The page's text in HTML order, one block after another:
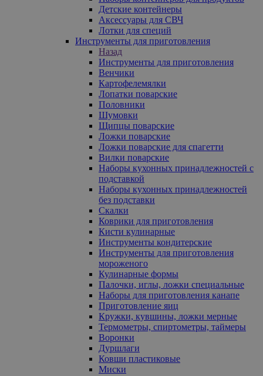
Детские контейнеры
Аксессуары для СВЧ
Лотки для специй
Инструменты для приготовления
Назад
Инструменты для приготовления
Венчики
Картофелемялки
Лопатки поварские
Половники
Шумовки
Щипцы поварские
Ложки поварские
Ложки поварские для спагетти
Вилки поварские
Наборы кухонных принадлежностей с
подставкой
Наборы кухонных принадлежностей
без подставки
Скалки
Коврики для приготовления
Кисти кулинарные
Инструменты кондитерские
Инструменты для приготовления
мороженого
Кулинарные формы
Палочки, иглы, ложки специальные
Наборы для приготовления канапе
Приготовление яиц
Кружки, кувшины, ложки мерные
Термометры, спиртометры, таймеры
Воронки
Дуршлаги
Ковши пластиковые
Миски